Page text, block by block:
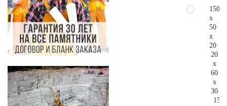
150
x
50
x
20
20
x
60
x
30